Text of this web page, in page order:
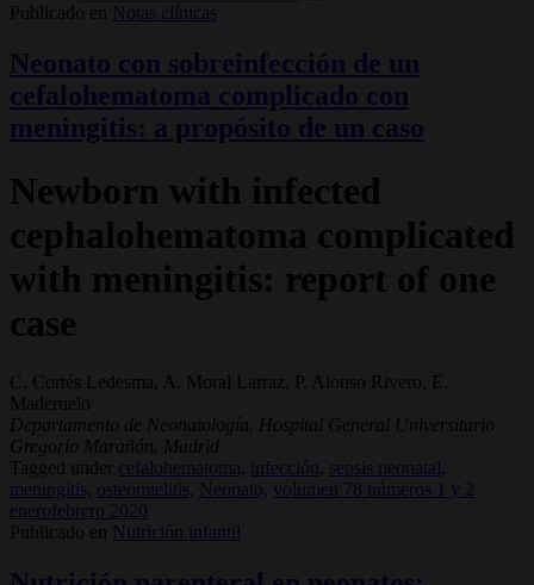
Publicado en
Notas clínicas
Neonato con sobreinfección de un
cefalohematoma complicado con
meningitis: a propósito de un caso
Newborn with infected
cephalohematoma complicated
with meningitis: report of one
case
C. Cortés Ledesma, A. Moral Larraz, P. Alonso Rivero, E.
Maderuelo
Departamento de Neonatología. Hospital General Universitario
Gregorio Marañón. Madrid
Tagged under
cefalohematoma, infección,
sepsis neonatal,
meningitis, osteomielitis, Neonato, volumen 78 números 1 y 2
enerofebrero 2020
Publicado en
Nutrición infantil